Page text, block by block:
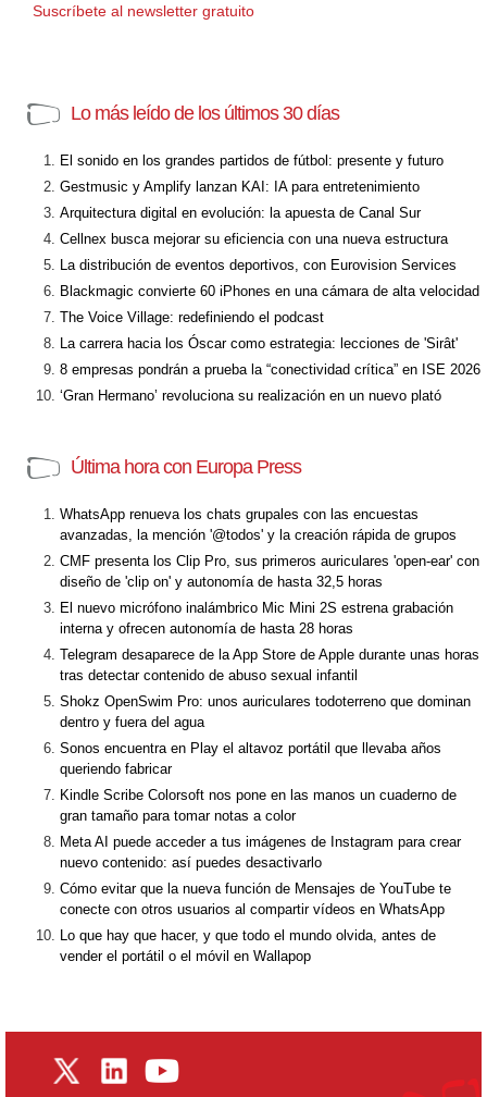
Suscríbete al newsletter gratuito
Lo más leído de los últimos 30 días
El sonido en los grandes partidos de fútbol: presente y futuro
Gestmusic y Amplify lanzan KAI: IA para entretenimiento
Arquitectura digital en evolución: la apuesta de Canal Sur
Cellnex busca mejorar su eficiencia con una nueva estructura
La distribución de eventos deportivos, con Eurovision Services
Blackmagic convierte 60 iPhones en una cámara de alta velocidad
The Voice Village: redefiniendo el podcast
La carrera hacia los Óscar como estrategia: lecciones de 'Sirât'
8 empresas pondrán a prueba la “conectividad crítica” en ISE 2026
‘Gran Hermano’ revoluciona su realización en un nuevo plató
Última hora con Europa Press
WhatsApp renueva los chats grupales con las encuestas
avanzadas, la mención '@todos' y la creación rápida de grupos
CMF presenta los Clip Pro, sus primeros auriculares 'open-ear' con
diseño de 'clip on' y autonomía de hasta 32,5 horas
El nuevo micrófono inalámbrico Mic Mini 2S estrena grabación
interna y ofrecen autonomía de hasta 28 horas
Telegram desaparece de la App Store de Apple durante unas horas
tras detectar contenido de abuso sexual infantil
Shokz OpenSwim Pro: unos auriculares todoterreno que dominan
dentro y fuera del agua
Sonos encuentra en Play el altavoz portátil que llevaba años
queriendo fabricar
Kindle Scribe Colorsoft nos pone en las manos un cuaderno de
gran tamaño para tomar notas a color
Meta AI puede acceder a tus imágenes de Instagram para crear
nuevo contenido: así puedes desactivarlo
Cómo evitar que la nueva función de Mensajes de YouTube te
conecte con otros usuarios al compartir vídeos en WhatsApp
Lo que hay que hacer, y que todo el mundo olvida, antes de
vender el portátil o el móvil en Wallapop